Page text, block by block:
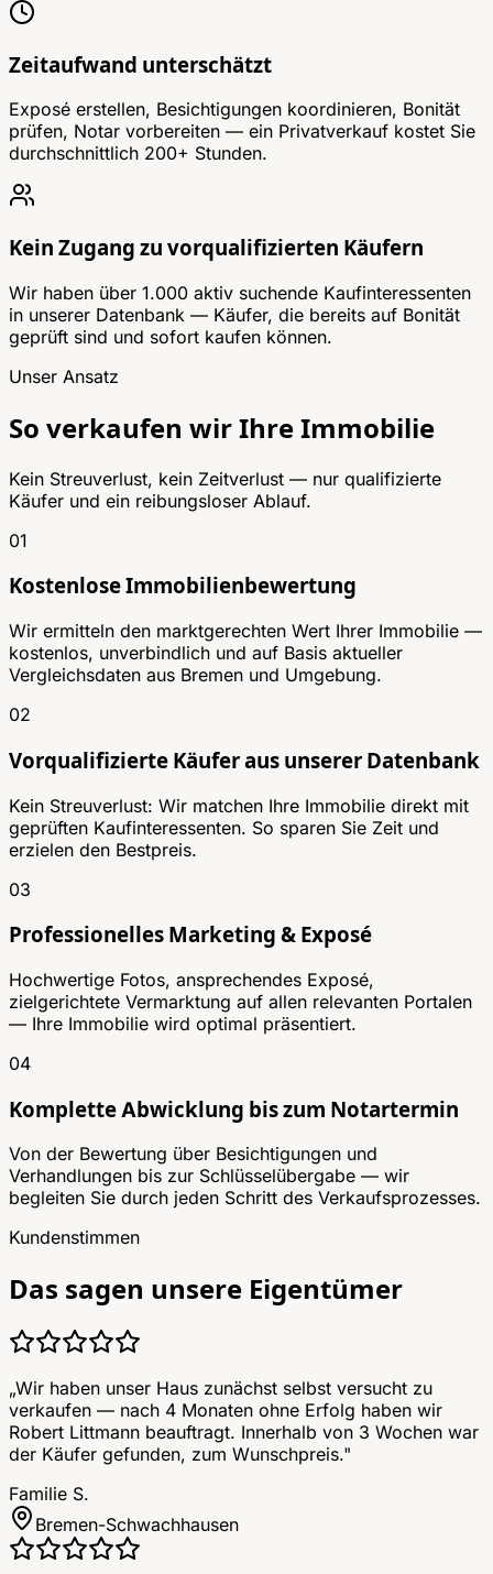
Zeitaufwand unterschätzt
Exposé erstellen, Besichtigungen koordinieren, Bonität
prüfen, Notar vorbereiten — ein Privatverkauf kostet Sie
durchschnittlich 200+ Stunden.
Kein Zugang zu vorqualifizierten Käufern
Wir haben über 1.000 aktiv suchende Kaufinteressenten
in unserer Datenbank — Käufer, die bereits auf Bonität
geprüft sind und sofort kaufen können.
Unser Ansatz
So verkaufen wir Ihre Immobilie
Kein Streuverlust, kein Zeitverlust — nur qualifizierte
Käufer und ein reibungsloser Ablauf.
01
Kostenlose Immobilienbewertung
Wir ermitteln den marktgerechten Wert Ihrer Immobilie —
kostenlos, unverbindlich und auf Basis aktueller
Vergleichsdaten aus Bremen und Umgebung.
02
Vorqualifizierte Käufer aus unserer Datenbank
Kein Streuverlust: Wir matchen Ihre Immobilie direkt mit
geprüften Kaufinteressenten. So sparen Sie Zeit und
erzielen den Bestpreis.
03
Professionelles Marketing & Exposé
Hochwertige Fotos, ansprechendes Exposé,
zielgerichtete Vermarktung auf allen relevanten Portalen
— Ihre Immobilie wird optimal präsentiert.
04
Komplette Abwicklung bis zum Notartermin
Von der Bewertung über Besichtigungen und
Verhandlungen bis zur Schlüsselübergabe — wir
begleiten Sie durch jeden Schritt des Verkaufsprozesses.
Kundenstimmen
Das sagen unsere Eigentümer
„Wir haben unser Haus zunächst selbst versucht zu
verkaufen — nach 4 Monaten ohne Erfolg haben wir
Robert Littmann beauftragt. Innerhalb von 3 Wochen war
der Käufer gefunden, zum Wunschpreis."
Familie S.
Bremen-Schwachhausen